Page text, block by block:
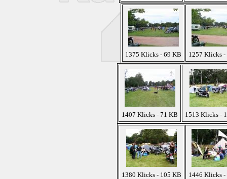
1375 Klicks - 69 KB 1257 Klicks
1407 Klicks - 71 KB 1513 Klicks -
1380 Klicks - 105 KB 1446 Klicks